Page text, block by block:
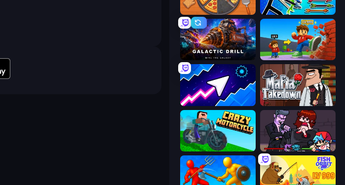
Ring Restaurant Archer Ragdoll Masters
Galactic Drill Obby: +1 Click Wall Breaker
Space Waves Mafia Takedown
Crazy Motorcycle Friday Night Funkin'